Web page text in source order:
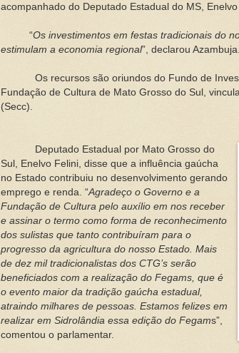
acompanhado do Deputado Estadual do MS,
“Os investimentos em festas tradicionais do
estimulam a economia regional”, declarou Azambuja.
Os recursos são oriundos do Fundo de
Fundação de Cultura de Mato Grosso do Sul,
(Secc).
Deputado Estadual por Mato Grosso do
Sul, Enelvo Felini, disse que a influência gaúcha
no Estado contribuiu no desenvolvimento gerando
emprego e renda. “Agradeço o Governo e a
Fundação de Cultura pelo auxílio em nos receber
e assinar o termo como forma de reconhecimento
dos sulistas que tanto contribuíram para o
progresso da agricultura do nosso Estado. Mais
de dez mil tradicionalistas dos CTG’s serão
beneficiados com a realização do Fegams, que é
o evento maior da tradição gaúcha estadual,
atraindo milhares de pessoas. Estamos felizes em
realizar em Sidrolândia essa edição do Fegams”,
comentou o parlamentar.